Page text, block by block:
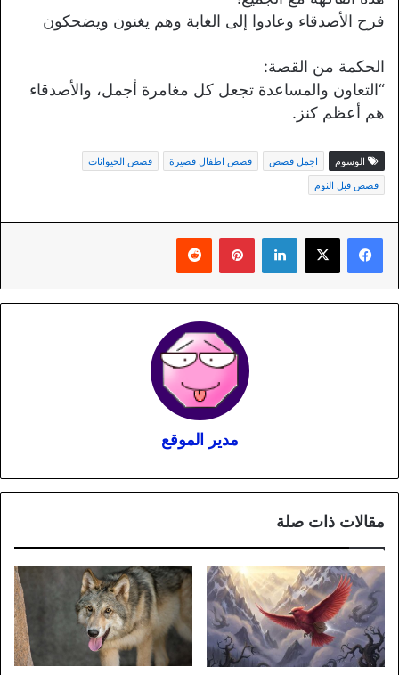
فرح الأصدقاء وعادوا إلى الغابة وهم يغنون ويضحكون
الحكمة من القصة:
“التعاون والمساعدة تجعل كل مغامرة أجمل، والأصدقاء
هم أعظم كنز.
الوسوم اجمل قصص قصص اطفال قصيرة
قصص الحيوانات
قصص قبل النوم
لينكدإن بينتيريست
مدير الموقع
مقالات ذات صلة